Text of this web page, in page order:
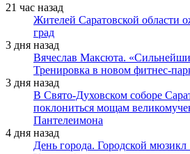
21 час назад
Жителей Саратовской области
град
3 дня назад
Вячеслав Максюта.
Тренировка в новом фитнес-
3 дня назад
В Свято-Духовском соборе
поклониться мощам
Пантелеимона
4 дня назад
День города. Городской мюзикл